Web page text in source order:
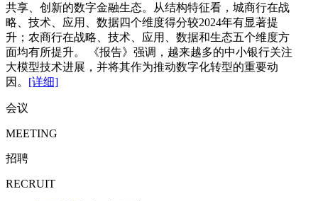
共享、创新的数字金融生态。从结构特征看，城商行在战
略、技术、应用、数据四个维度得分较2024年有显著提
升；农商行在战略、技术、应用、数据和生态五个维度方
面均有所提升。 《报告》强调，越来越多的中小银行关注
大模型技术进展，并将其作为推动数字化转型的重要动
因。 [详细]
会议
MEETING
招聘
RECRUIT